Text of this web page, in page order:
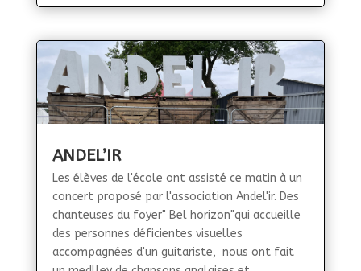
ANDEL’IR
Les élèves de l'école ont assisté ce matin à un
concert proposé par l'association Andel'ir. Des
chanteuses du foyer" Bel horizon"qui accueille
des personnes déficientes visuelles
accompagnées d'un guitariste, nous ont fait